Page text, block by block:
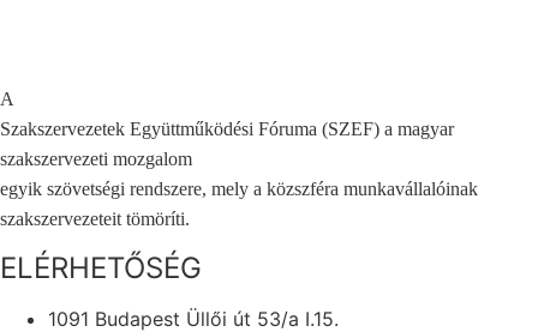
A
Szakszervezetek Együttműködési Fóruma (SZEF) a magyar
szakszervezeti mozgalom
egyik szövetségi rendszere, mely a közszféra munkavállalóinak
szakszervezeteit tömöríti.
ELÉRHETŐSÉG
1091 Budapest Üllői út 53/a I.15.